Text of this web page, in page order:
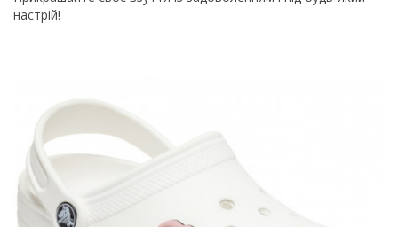
настрій!